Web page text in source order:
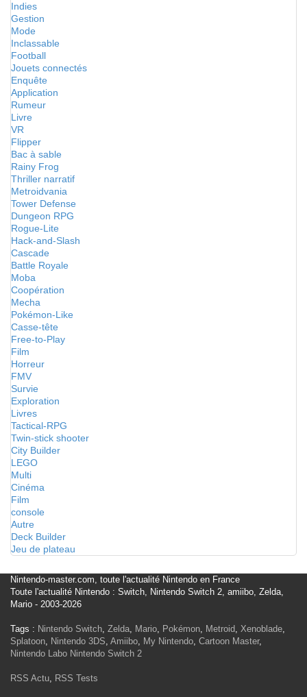
Indies
Gestion
Mode
Inclassable
Football
Jouets connectés
Enquête
Application
Rumeur
Livre
VR
Flipper
Bac à sable
Rainy Frog
Thriller narratif
Metroidvania
Tower Defense
Dungeon RPG
Rogue-Lite
Hack-and-Slash
Cascade
Battle Royale
Moba
Coopération
Mecha
Pokémon-Like
Casse-tête
Free-to-Play
Film
Horreur
FMV
Survie
Exploration
Livres
Tactical-RPG
Twin-stick shooter
City Builder
LEGO
Multi
Cinéma
Film
console
Autre
Deck Builder
Jeu de plateau
Nintendo-master.com, toute l'actualité Nintendo en France
Toute l'actualité Nintendo : Switch, Nintendo Switch 2, amiibo, Zelda,
Mario - 2003-2026
Tags : Nintendo Switch, Zelda, Mario, Pokémon, Metroid, Xenoblade,
Splatoon, Nintendo 3DS, Amiibo, My Nintendo, Cartoon Master,
Nintendo Labo Nintendo Switch 2
RSS Actu, RSS Tests